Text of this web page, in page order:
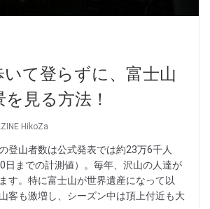
て登らずに、富士山
見る方法！
HikoZa
登山者数は公式発表では約23万6千人
日までの計測値）。毎年、沢山の人達が
す。特に富士山が世界遺産になって以
客も激増し、シーズン中は頂上付近も大